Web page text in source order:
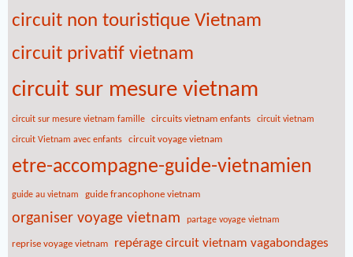
circuit non touristique Vietnam
circuit privatif vietnam
circuit sur mesure vietnam
circuit sur mesure vietnam famille circuits vietnam enfants circuit vietnam
circuit Vietnam avec enfants circuit voyage vietnam
etre-accompagne-guide-vietnamien
guide au vietnam guide francophone vietnam
organiser voyage vietnam partage voyage vietnam
reprise voyage vietnam repérage circuit vietnam vagabondages